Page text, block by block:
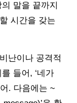
말을 끝까지
시간을 갖는
난이나 공격적
들어, ‘네가
. 다음에는 ~